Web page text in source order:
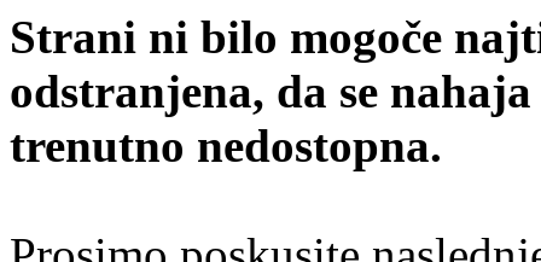
Strani ni bilo mogoče
odstranjena, da se
trenutno nedostopna.